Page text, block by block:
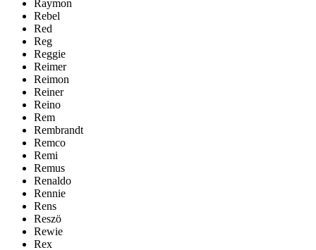
Raymon
Rebel
Red
Reg
Reggie
Reimer
Reimon
Reiner
Reino
Rem
Rembrandt
Remco
Remi
Remus
Renaldo
Rennie
Rens
Reszö
Rewie
Rex